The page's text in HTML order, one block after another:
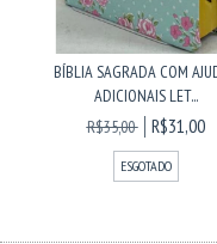
BÍBLIA SAGRADA COM
ADICIONAIS LET...
R$35,00
R$31,00
ESGOTADO